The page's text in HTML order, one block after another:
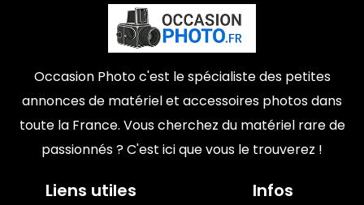
Occasion Photo c'est le spécialiste des petites
annonces de matériel et accessoires photos dans
toute la France. Vous cherchez du matériel rare de
passionnés ? C'est ici que vous le trouverez !
Liens utiles Infos